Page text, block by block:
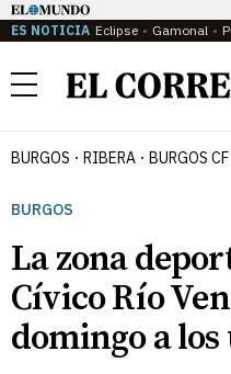
ES NOTICIA Eclipse Gamonal
Menú
BURGOS RIBERA BURGOS CF
BURGOS
La zona
Cívico Río
domingo a